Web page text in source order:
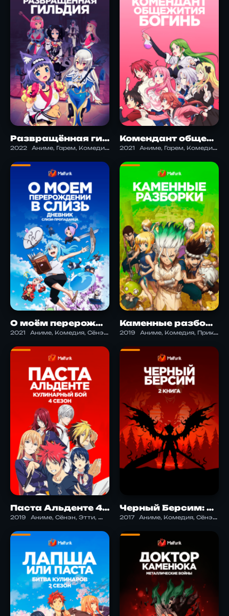
Развращённая гильдия
2022 Аниме, Гарем, Комедия, Сёнэн, Фантастика, Этти
Комендант общежития богинь
2021 Аниме, Гарем, Комедия, Романтика, Сёнэн, Этти
О моём перерождении в слизь Дневник слизи-попаданца
2021 Аниме, Комедия, Сёнэн, Фэнтези
Каменные разборки
2019 Аниме, Комедия, Приключения, Сёнэн, Фантастика
Паста Альденте 4: Кулинарный бой
2019 Аниме, Сёнэн, Этти, Школа
Черный Берсим: Книга 2
2017 Аниме, Комедия, Сёнэн, Фэнтези, Экшен